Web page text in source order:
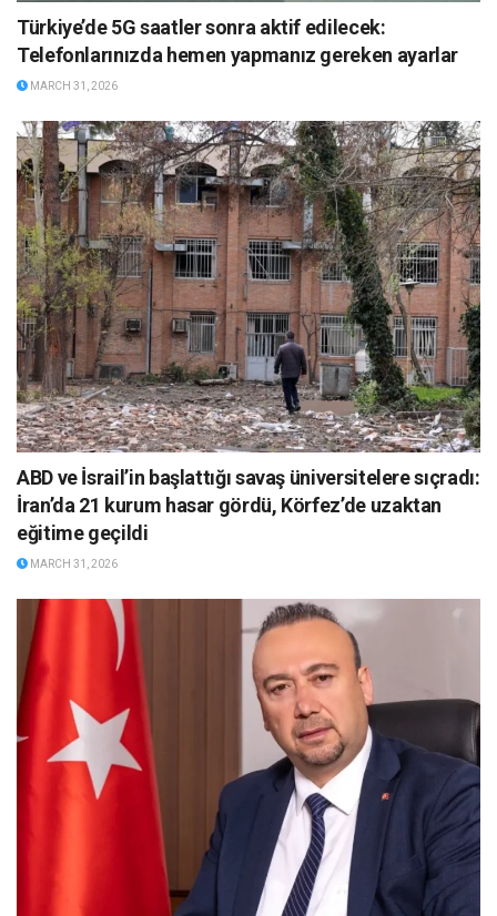
Türkiye’de 5G saatler sonra aktif edilecek:
Telefonlarınızda hemen yapmanız gereken ayarlar
MARCH 31, 2026
ABD ve İsrail’in başlattığı savaş üniversitelere sıçradı:
İran’da 21 kurum hasar gördü, Körfez’de uzaktan
eğitime geçildi
MARCH 31, 2026